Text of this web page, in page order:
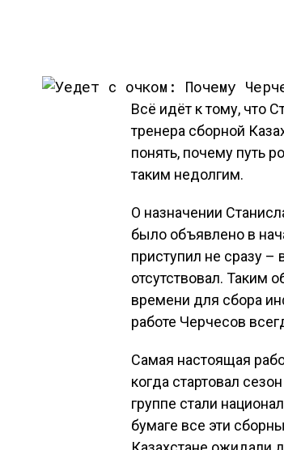
Всё идёт к тому, что
тренера сборной
понять, почему путь
таким недолгим.
О назначении
было объявлено в
приступил не сразу –
отсутствовал. Таким
времени для сбора
работе Черчесов
Самая настоящая
когда стартовал
группе стали
бумаге все эти